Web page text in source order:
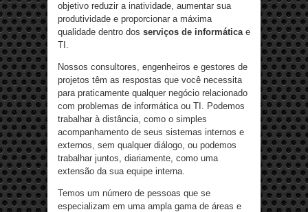
objetivo reduzir a inatividade, aumentar sua
produtividade e proporcionar a máxima
qualidade dentro dos serviços de informáticae
TI.
Nossos consultores, engenheiros e gestores de
projetos têm as respostas que você necessita
para praticamente qualquer negócio relacionado
com problemas de informática ou TI. Podemos
trabalhar à distância, como o simples
acompanhamento de seus sistemas internos e
externos, sem qualquer diálogo, ou podemos
trabalhar juntos, diariamente, como uma
extensão da sua equipe interna.
Temos um número de pessoas que se
especializam em uma ampla gama de áreas e